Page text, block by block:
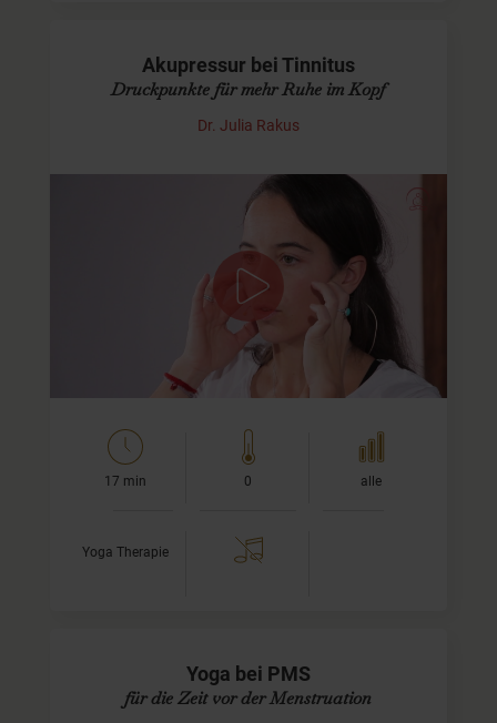
Akupressur bei Tinnitus
Druckpunkte für mehr Ruhe im Kopf
Dr. Julia Rakus
Anleitung zur Selbstmassage gegen
Tinnitus
In diesem Video zeige ich Dir verschiedene Druckpunkte
an Kopf, Nacken, Schultern, Armen und Händen, die Dir
helfen werden Dich zu entspannen. Diese…
17 min 0 alle
Yoga Therapie
Yoga bei PMS
für die Zeit vor der Menstruation